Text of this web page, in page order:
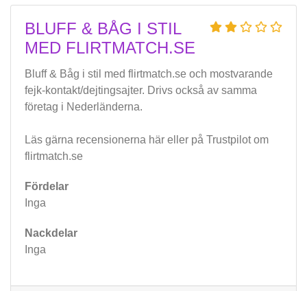
BLUFF & BÅG I STIL
MED FLIRTMATCH.SE
Bluff & Båg i stil med flirtmatch.se och mostvarande
fejk-kontakt/dejtingsajter. Drivs också av samma
företag i Nederländerna.
Läs gärna recensionerna här eller på Trustpilot om
flirtmatch.se
Fördelar
Inga
Nackdelar
Inga